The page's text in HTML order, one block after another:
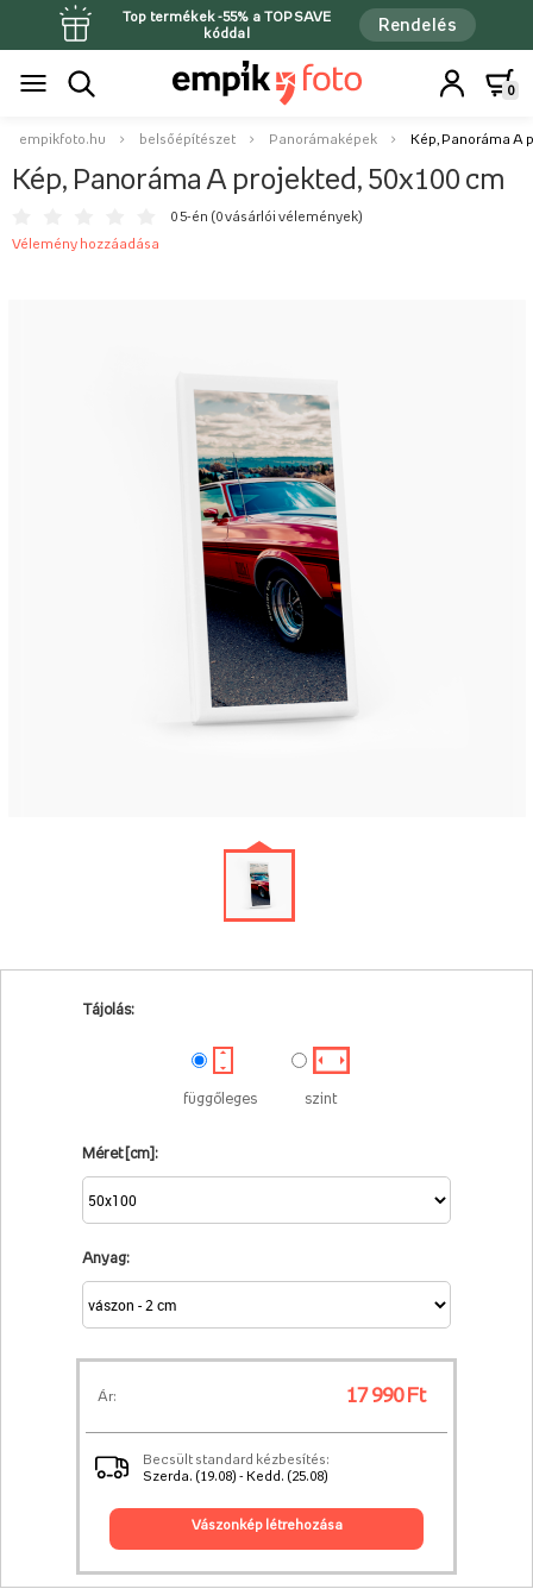
Top termékek -55% a TOPSAVE
kóddal
Rendelés
0
empikfoto.hu belsőépítészet Panorámaképek Kép, Panoráma A
Kép, Panoráma A projekted, 50x100 cm
0 5-én (0 vásárlói vélemények)
Vélemény hozzáadása
Tájolás:
függőleges szint
Méret [cm]:
Anyag:
Ár: 17 990 Ft
Becsült standard kézbesítés:
Szerda. (19.08) - Kedd. (25.08)
vászonkép létrehozása